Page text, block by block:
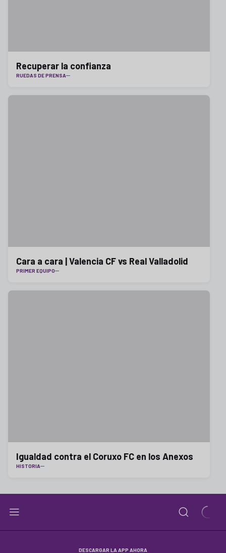
Recuperar la confianza
RUEDAS DE PRENSA
Cara a cara | Valencia CF vs Real Valladolid
PRIMER EQUIPO
Igualdad contra el Coruxo FC en los Anexos
HISTORIA
DESCARGAR LA APP AHORA